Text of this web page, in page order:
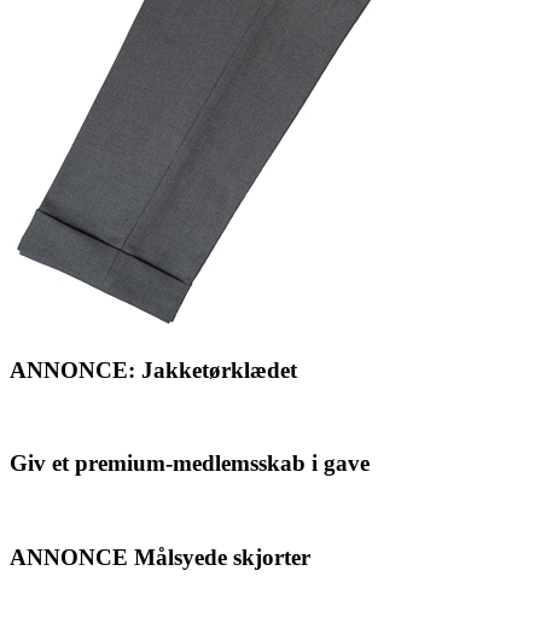
ANNONCE: Jakketørklædet
Giv et premium-medlemsskab i gave
ANNONCE Målsyede skjorter